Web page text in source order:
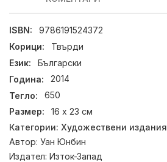
ISBN:
9786191524372
Корици:
Твърди
Език:
Български
Година:
2014
Тегло:
650
Размер:
16 х 23 см
Категории: Художествени издания
Автор: Уан Юнбин
Издател: Изток-Запад